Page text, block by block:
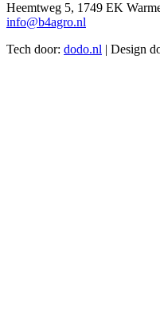
Heemtweg 5, 1749 EK
info@b4agro.nl
Tech door: dodo.nl | Design